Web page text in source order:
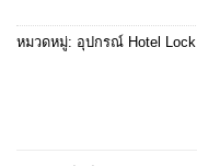
หมวดหมู่: อุปกรณ์ Hotel Lock